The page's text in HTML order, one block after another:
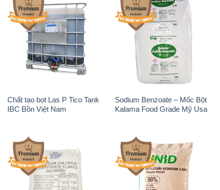
Chất tạo bọt Las P Tico Tank
IBC Bồn Việt Nam
Sodium Benzoate – Mốc Bột
Kalama Food Grade Mỹ Usa